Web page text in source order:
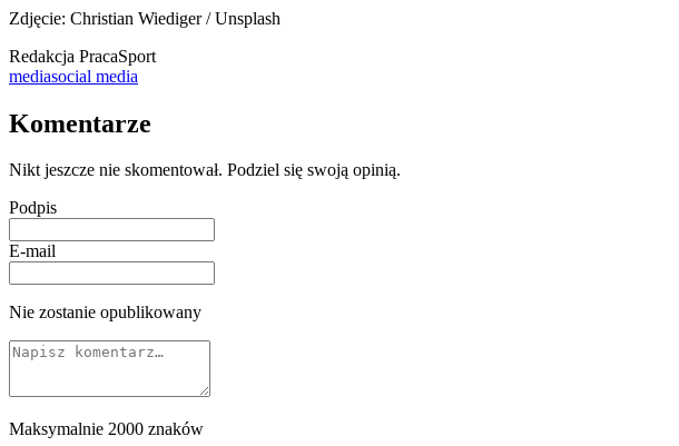
Zdjęcie: Christian Wiediger / Unsplash
Redakcja PracaSport
mediasocial media
Komentarze
Nikt jeszcze nie skomentował. Podziel się swoją opinią.
Podpis
E-mail
Nie zostanie opublikowany
Maksymalnie 2000 znaków